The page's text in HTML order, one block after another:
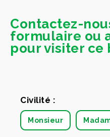
Contactez-
formulaire ou
pour visiter ce
Civilité :
Monsieur